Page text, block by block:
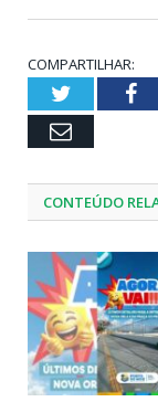
COMPARTILHAR:
Twitter
Email
CONTEÚDO